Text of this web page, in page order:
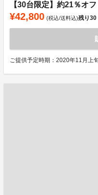
【30台限定】約21％
¥42,800 (税込/送料込)残り30
ご提供予定時期：2020年11月上